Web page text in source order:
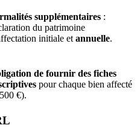
supplémentaires :
du patrimoine
initiale etannuelle.
de fournir des fiches
pour chaque bien affecté
€).